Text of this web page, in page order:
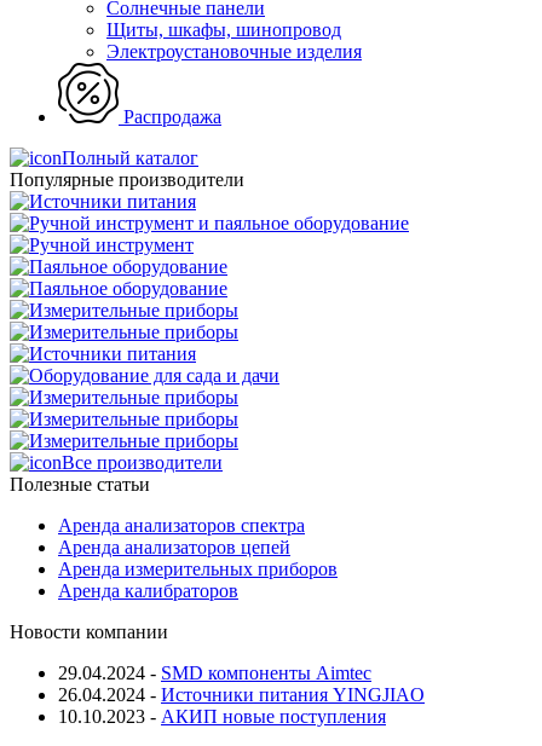
Солнечные панели
Щиты, шкафы, шинопровод
Электроустановочные изделия
Распродажа
Полный каталог
Популярные производители
Все производители
Полезные статьи
Аренда анализаторов спектра
Аренда анализаторов цепей
Аренда измерительных приборов
Аренда калибраторов
Новости компании
29.04.2024 - SMD компоненты Aimtec
26.04.2024 - Источники питания YINGJIAO
10.10.2023 - АКИП новые поступления